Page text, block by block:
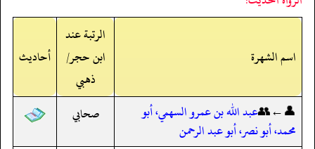
اسم الشهرة
الرتبة عند
ابن حجر/
ذهبي
أحاديث
👤←👥عبد الله بن عمرو السهمي، أبو
محمد، أبو نصر، أبو عبد الرحمن
صحابي